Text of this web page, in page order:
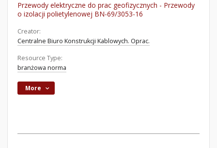
Przewody elektryczne do prac geofizycznych - Przewody
o izolacji polietylenowej BN-69/3053-16
Creator:
Centralne Biuro Konstrukcji Kablowych. Oprac.
Resource Type:
branżowa norma
More